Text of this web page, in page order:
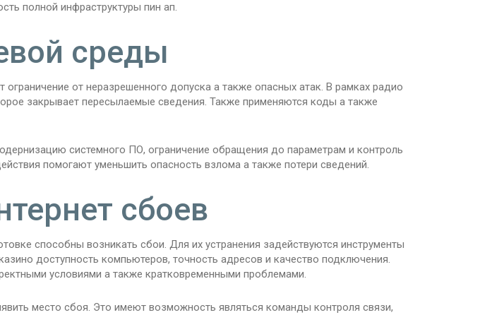
полной инфраструктуры пин ап.
среды
от неразрешенного допуска а также опасных атак. В рамках радио
закрывает пересылаемые сведения. Также применяются коды а также
системного ПО, ограничение обращения до параметрам и контроль
помогают уменьшить опасность взлома а также потери сведений.
сбоев
способны возникать сбои. Для их устранения задействуются инструменты
доступность компьютеров, точность адресов и качество подключения.
условиями а также кратковременными проблемами.
место сбоя. Это имеют возможность являться команды контроля связи,